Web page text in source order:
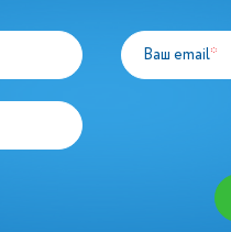
Ваш email*